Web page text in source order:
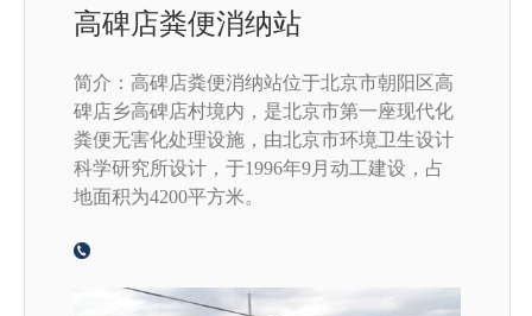
高碑店粪便消纳站
简介：高碑店粪便消纳站位于北京市朝阳区高
碑店乡高碑店村境内，是北京市第一座现代化
粪便无害化处理设施，由北京市环境卫生设计
科学研究所设计，于1996年9月动工建设，占
地面积为4200平方米。